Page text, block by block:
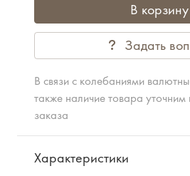
В корзину
Задать
В связи с колебаниями
также наличие товара
заказа
Характеристики